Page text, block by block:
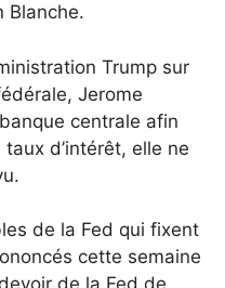
Blanche.
Trump sur
Jerome
centrale afin
d’intérêt, elle ne
de la Fed qui fixent
cette semaine